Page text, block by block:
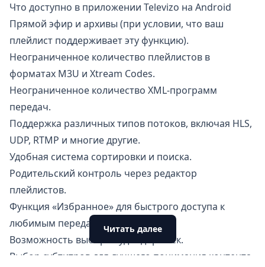
Что доступно в приложении Televizo на Android
Прямой эфир и архивы (при условии, что ваш
плейлист поддерживает эту функцию).
Неограниченное количество плейлистов в
форматах M3U и Xtream Codes.
Неограниченное количество XML-программ
передач.
Поддержка различных типов потоков, включая HLS,
UDP, RTMP и многие другие.
Удобная система сортировки и поиска.
Родительский контроль через редактор
плейлистов.
Функция «Избранное» для быстрого доступа к
любимым передачам.
Возможность выбора аудиодорожек.
Выбор субтитров для лучшего понимания контента.
Читать далее